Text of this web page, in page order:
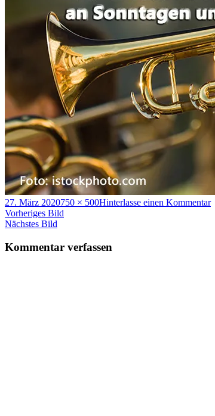
Veröffentlicht
am
27. März 2020Volle
Größe
750 × 500Hinterlasse einen Kommentarzu
Vorheriges Bild
Nächstes Bild
Kommentar verfassen